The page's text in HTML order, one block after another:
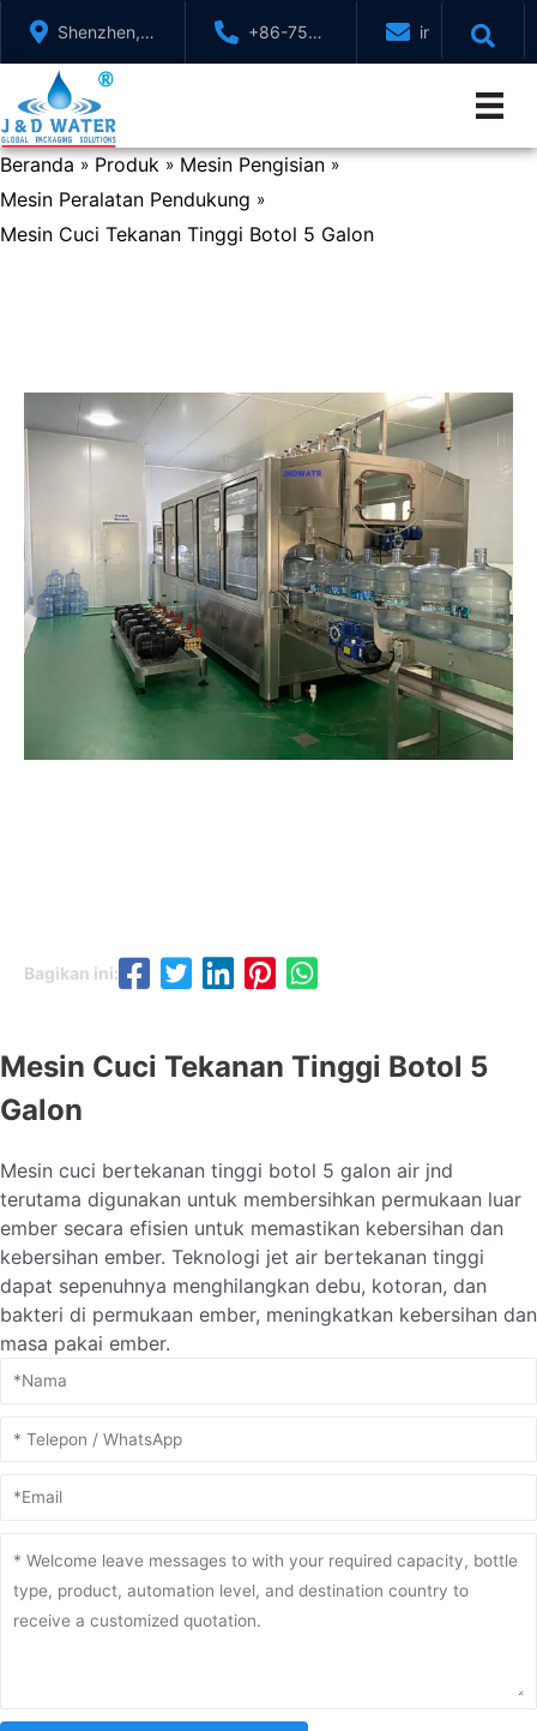
Shenzhen,
GuangDong,
Cina
+86-755-
88321071
Beranda » Produk » Mesin Pengisian »
Mesin Peralatan Pendukung »
Mesin Cuci Tekanan Tinggi Botol 5 Galon
Bagikan ini:
Mesin Cuci Tekanan Tinggi Botol 5
Galon
Mesin cuci bertekanan tinggi botol 5 galon air jnd
terutama digunakan untuk membersihkan permukaan luar
ember secara efisien untuk memastikan kebersihan dan
kebersihan ember. Teknologi jet air bertekanan tinggi
dapat sepenuhnya menghilangkan debu, kotoran, dan
bakteri di permukaan ember, meningkatkan kebersihan dan
masa pakai ember.